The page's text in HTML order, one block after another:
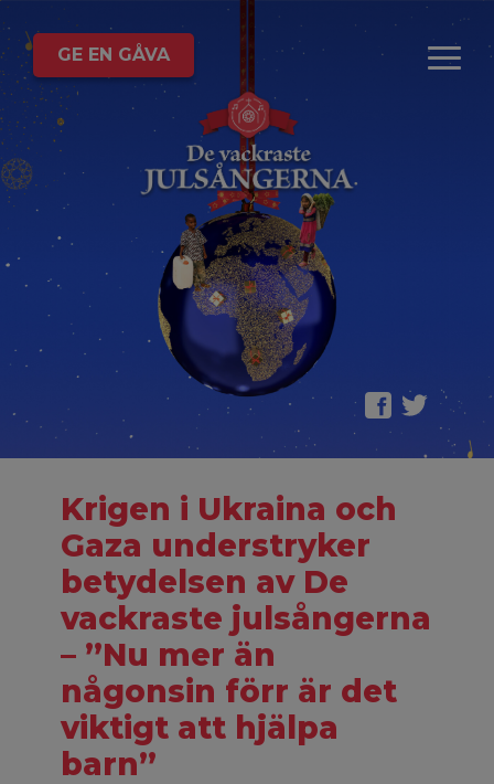
GE EN GÅVA
Krigen i Ukraina och
Gaza understryker
betydelsen av De
vackraste julsångerna
– ”Nu mer än
någonsin förr är det
viktigt att hjälpa
barn”